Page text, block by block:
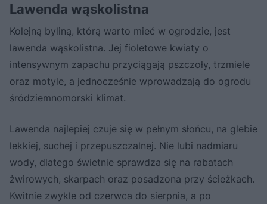
Lawenda wąskolistna
Kolejną byliną, którą warto mieć w ogrodzie, jest
lawenda wąskolistna. Jej fioletowe kwiaty o
intensywnym zapachu przyciągają pszczoły, trzmiele
oraz motyle, a jednocześnie wprowadzają do ogrodu
śródziemnomorski klimat.
Lawenda najlepiej czuje się w pełnym słońcu, na glebie
lekkiej, suchej i przepuszczalnej. Nie lubi nadmiaru
wody, dlatego świetnie sprawdza się na rabatach
żwirowych, skarpach oraz posadzona przy ścieżkach.
Kwitnie zwykle od czerwca do sierpnia, a po